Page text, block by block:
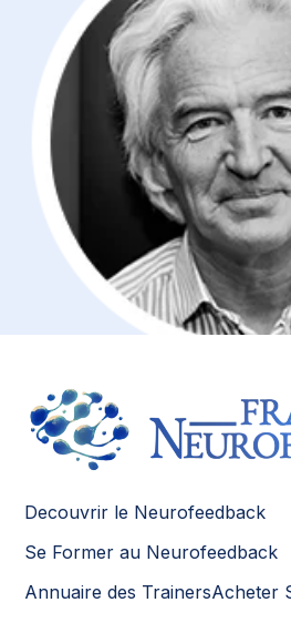
Decouvrir le Neurofeedback
Se Former au Neurofeedback
Annuaire des TrainersAcheter